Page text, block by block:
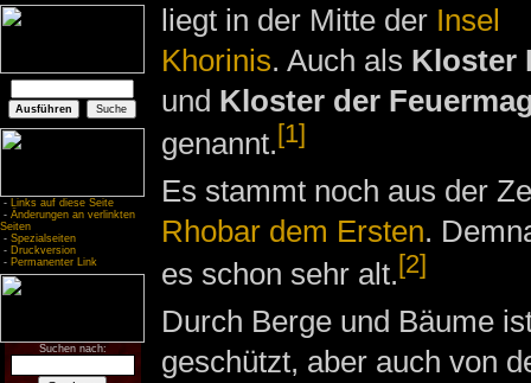
- Links auf diese Seite
- Änderungen an verlinkten
Seiten
- Spezialseiten
- Druckversion
- Permanenter Link
Suchen nach:
liegt in der Mitte der Insel
Khorinis. Auch als Kloster
und Kloster der
genannt.[1]
Es stammt noch aus der
Rhobar dem Ersten.
es schon sehr alt.[2]
Durch Berge und Bäume
geschützt, aber auch von